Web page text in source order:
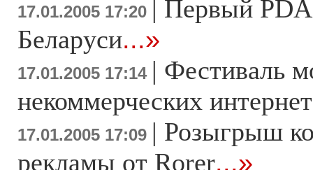
17.01.2005 17:20 | Первый
Беларуси...»
17.01.2005 17:14 | Фестиваль
некоммерческих
17.01.2005 17:09 | Розыгрыш
рекламы от Rorer...»